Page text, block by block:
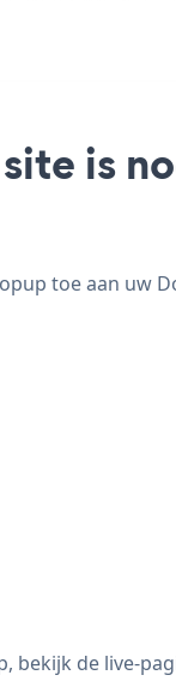
is
toe aan uw
bekijk de live-